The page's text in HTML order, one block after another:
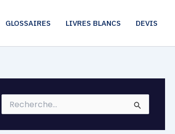
GLOSSAIRES LIVRES BLANCS DEVIS
h